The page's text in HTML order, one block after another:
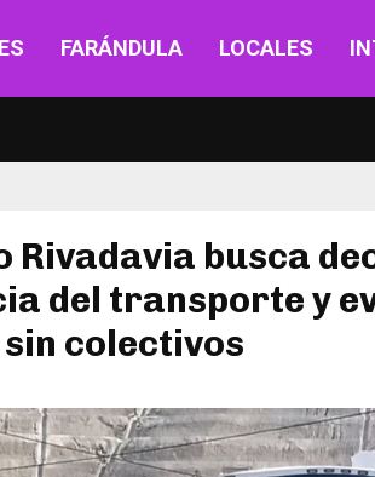
FARÁNDULA LOCALES
Rivadavia busca
del transporte y
colectivos